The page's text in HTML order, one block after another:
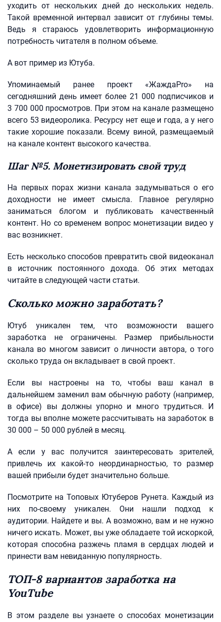
уходить от нескольких дней до нескольких недель.
Такой временной интервал зависит от глубины темы.
Ведь я стараюсь удовлетворить информационную
потребность читателя в полном объеме.
А вот пример из Ютуба.
Упоминаемый ранее проект «ЖаждаPro» на
сегодняшний день имеет более 21 000 подписчиков и
3 700 000 просмотров. При этом на канале размещено
всего 53 видеоролика. Ресурсу нет еще и года, а у него
такие хорошие показали. Всему виной, размещаемый
на канале контент высокого качества.
Шаг №5. Монетизировать свой труд
На первых порах жизни канала задумываться о его
доходности не имеет смысла. Главное регулярно
заниматься блогом и публиковать качественный
контент. Но со временем вопрос монетизации видео у
вас возникнет.
Есть несколько способов превратить свой видеоканал
в источник постоянного дохода. Об этих методах
читайте в следующей части статьи.
Сколько можно заработать?
Ютуб уникален тем, что возможности вашего
заработка не ограничены. Размер прибыльности
канала во многом зависит о личности автора, о того
сколько труда он вкладывает в свой проект.
Если вы настроены на то, чтобы ваш канал в
дальнейшем заменил вам обычную работу (например,
в офисе) вы должны упорно и много трудиться. И
тогда вы вполне можете рассчитывать на заработок в
30 000 – 50 000 рублей в месяц.
А если у вас получится заинтересовать зрителей,
привлечь их какой-то неординарностью, то размер
вашей прибыли будет значительно больше.
Посмотрите на Топовых Ютуберов Рунета. Каждый из
них по-своему уникален. Они нашли подход к
аудитории. Найдете и вы. А возможно, вам и не нужно
ничего искать. Может, вы уже обладаете той искоркой,
которая способна разжечь пламя в сердцах людей и
принести вам невиданную популярность.
ТОП-8 вариантов заработка на
YouTube
В этом разделе вы узнаете о способах монетизации